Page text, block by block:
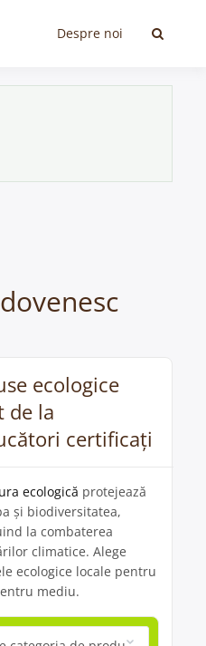
Despre noi
ecologice
de la
certificați
ecologică protejează
și biodiversitatea,
la combaterea
climatice. Alege
ecologice locale pentru
mediu.